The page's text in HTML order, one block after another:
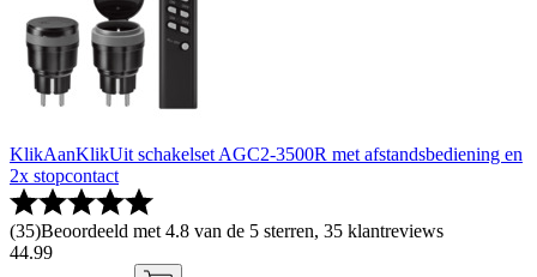
KlikAanKlikUit schakelset AGC2-3500R met afstandsbediening en
2x stopcontact
(35)Beoordeeld met 4.8 van de 5 sterren, 35 klantreviews
44.99